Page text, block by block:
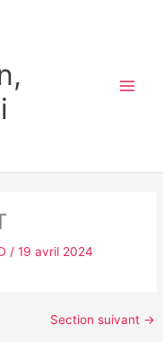
/19 avril 2024
Section suivant →